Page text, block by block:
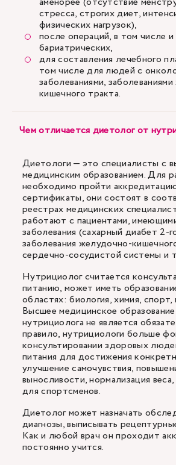
стресса, строгих диет,
физических нагрузок),
после операций, в том числе и
бариатрических,
для составления лечебного
том числе для людей с
заболеваниями,
кишечного тракта.
Чем отличается диетолог от
Диетологи — это специалисты с
медицинским образованием. Для
необходимо пройти
сертификаты, они состоят в
реестрах медицинских
работают с пациентами,
заболевания (сахарный диабет 2-
заболевания желудочно-
сердечно-сосудистой системы и
Нутрициолог считается
питанию, может иметь
областях: биология, химия, спорт,
Высшее медицинское
нутрициолога не является
правило, нутрициологи больше
консультировании здоровых
питания для достижения
улучшение самочувствия,
выносливости, нормализация
для спортсменов.
Диетолог может назначать
диагнозы, выписывать
Как и любой врач он проходит
постоянно учится.